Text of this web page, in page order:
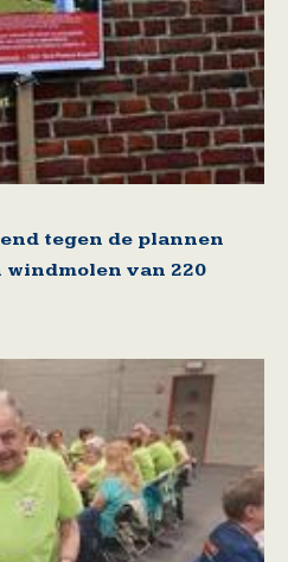
tegen de plannen
windmolen van 220